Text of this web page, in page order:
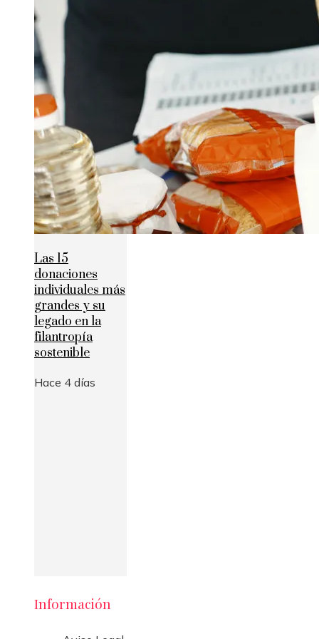
Las 15
donaciones
individuales más
grandes y su
legado en la
filantropía
sostenible
Hace 4 días
Información